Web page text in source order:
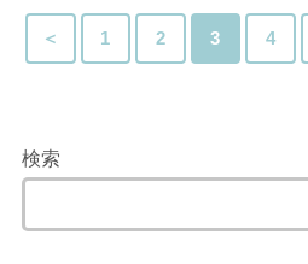
＜ 1 2 3 4
検索